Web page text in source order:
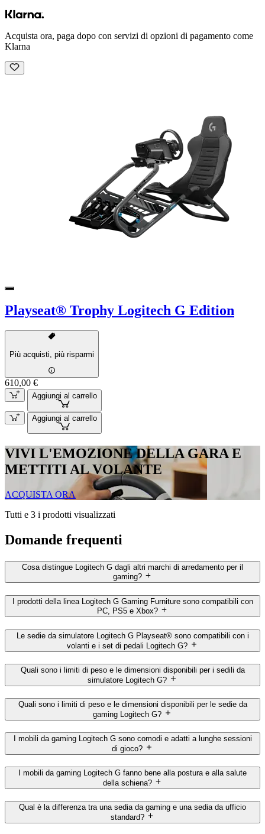
Acquista ora, paga dopo con servizi di opzioni di pagamento come
Klarna
Playseat® Trophy Logitech G Edition
Più acquisti, più risparmi
610,00 €
Aggiungi al carrello
Aggiungi al carrello
VIVI L'EMOZIONE DELLA GARA E
METTITI AL VOLANTE
ACQUISTA ORA
Tutti e 3 i prodotti visualizzati
Domande frequenti
Cosa distingue Logitech G dagli altri marchi di arredamento per il
gaming?
I prodotti della linea Logitech G Gaming Furniture sono compatibili con
PC, PS5 e Xbox?
Le sedie da simulatore Logitech G Playseat® sono compatibili con i
volanti e i set di pedali Logitech G?
Quali sono i limiti di peso e le dimensioni disponibili per i sedili da
simulatore Logitech G?
Quali sono i limiti di peso e le dimensioni disponibili per le sedie da
gaming Logitech G?
I mobili da gaming Logitech G sono comodi e adatti a lunghe sessioni
di gioco?
I mobili da gaming Logitech G fanno bene alla postura e alla salute
della schiena?
Qual è la differenza tra una sedia da gaming e una sedia da ufficio
standard?